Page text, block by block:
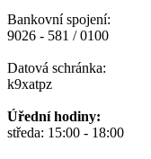
Bankovní spojení:
9026 - 581 / 0100
Datová schránka:
k9xatpz
Úřední hodiny:
středa: 15:00 - 18:00